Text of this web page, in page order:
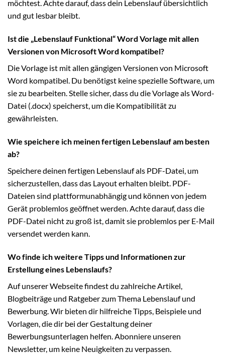
möchtest. Achte darauf, dass dein Lebenslauf übersichtlich
und gut lesbar bleibt.
Ist die „Lebenslauf Funktional“ Word Vorlage mit allen
Versionen von Microsoft Word kompatibel?
Die Vorlage ist mit allen gängigen Versionen von Microsoft
Word kompatibel. Du benötigst keine spezielle Software, um
sie zu bearbeiten. Stelle sicher, dass du die Vorlage als Word-
Datei (.docx) speicherst, um die Kompatibilität zu
gewährleisten.
Wie speichere ich meinen fertigen Lebenslauf am besten
ab?
Speichere deinen fertigen Lebenslauf als PDF-Datei, um
sicherzustellen, dass das Layout erhalten bleibt. PDF-
Dateien sind plattformunabhängig und können von jedem
Gerät problemlos geöffnet werden. Achte darauf, dass die
PDF-Datei nicht zu groß ist, damit sie problemlos per E-Mail
versendet werden kann.
Wo finde ich weitere Tipps und Informationen zur
Erstellung eines Lebenslaufs?
Auf unserer Webseite findest du zahlreiche Artikel,
Blogbeiträge und Ratgeber zum Thema Lebenslauf und
Bewerbung. Wir bieten dir hilfreiche Tipps, Beispiele und
Vorlagen, die dir bei der Gestaltung deiner
Bewerbungsunterlagen helfen. Abonniere unseren
Newsletter, um keine Neuigkeiten zu verpassen.